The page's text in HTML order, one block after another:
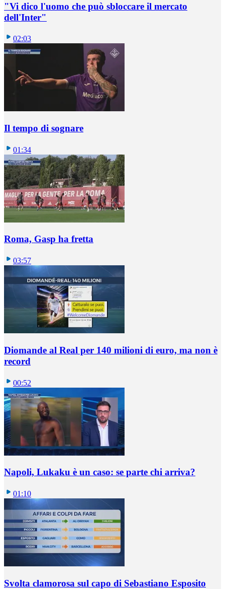
"Vi dico l'uomo che può sbloccare il mercato
dell'Inter"
02:03
Il tempo di sognare
01:34
Roma, Gasp ha fretta
03:57
Diomande al Real per 140 milioni di euro, ma non è
record
00:52
Napoli, Lukaku è un caso: se parte chi arriva?
01:10
Svolta clamorosa sul capo di Sebastiano Esposito